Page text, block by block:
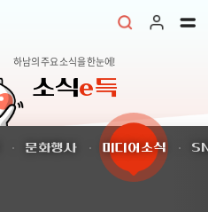
소식e득
하남의 주요 소식을 한눈에!
문화행사 미디어소식